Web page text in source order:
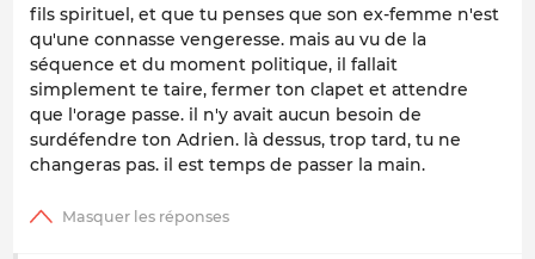
fils spirituel, et que tu penses que son ex-femme n'est
qu'une connasse vengeresse. mais au vu de la
séquence et du moment politique, il fallait
simplement te taire, fermer ton clapet et attendre
que l'orage passe. il n'y avait aucun besoin de
surdéfendre ton Adrien. là dessus, trop tard, tu ne
changeras pas. il est temps de passer la main.